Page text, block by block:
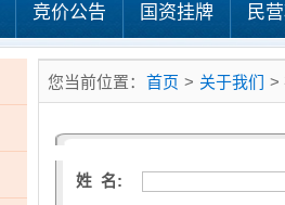
竞价公告 国资挂牌 民
您当前位置： 首页 > 关于我们 >
姓 名: